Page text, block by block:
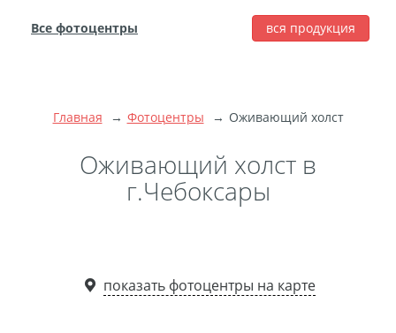
Все фотоцентры
Мультипанно
вся продукция
Главная Фотоцентры Оживающий холст
Оживающий холст в
г.Чебоксары
показать фотоцентры на карте